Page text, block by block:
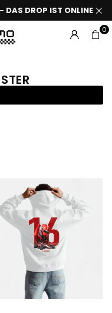
DAS DROP IST ONLINE
0